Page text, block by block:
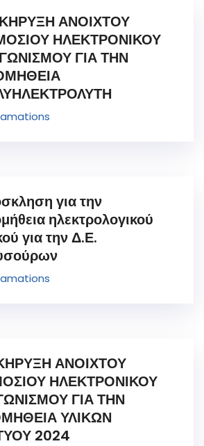
ΑΝΟΙΧΤΟΥ
ΗΛΕΚΤΡΟΝΙΚΟΥ
ΓΙΑ ΤΗΝ
για την
ηλεκτρολογικού
για την Δ.Ε.
ΑΝΟΙΧΤΟΥ
ΗΛΕΚΤΡΟΝΙΚΟΥ
ΓΙΑ ΤΗΝ
ΥΛΙΚΩΝ
2024